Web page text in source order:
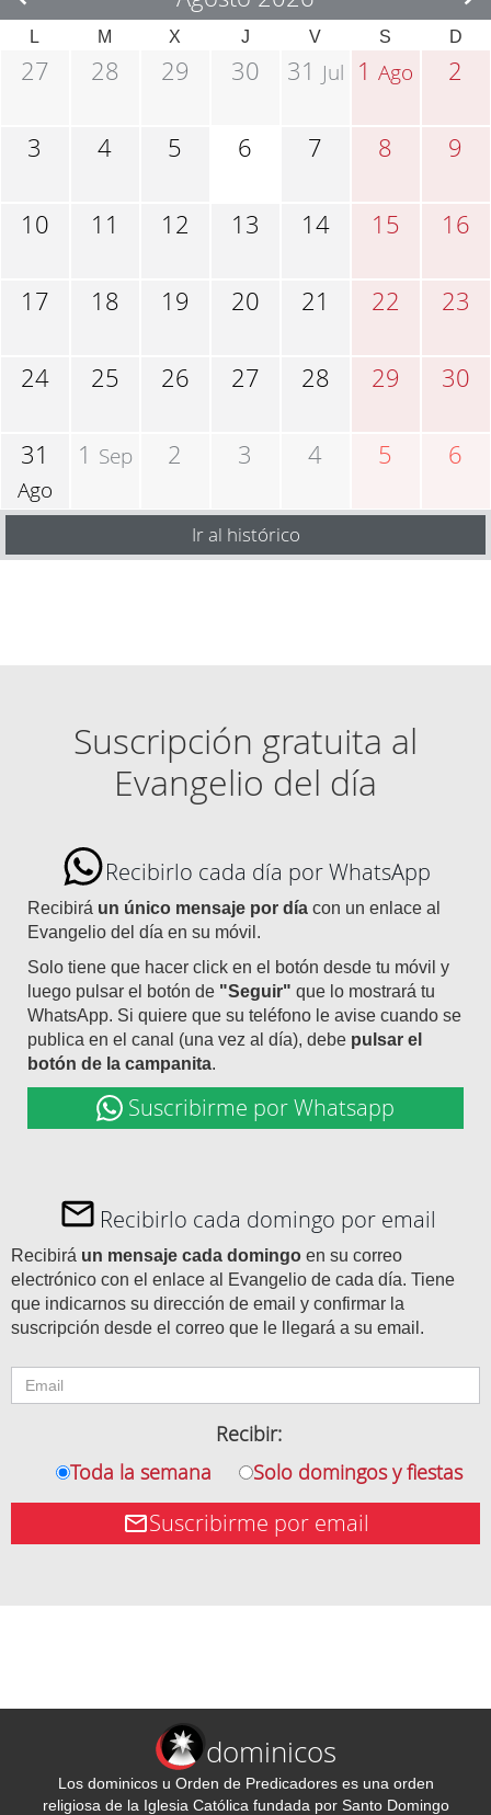
L M X J V S D
27 28 29 30 31 Jul 1Ago 2
3 4 5 6 7 8 9
10 11 12 13 14 15 16
17 18 19 20 21 22 23
24 25 26 27 28 29 30
31
Ago
1 Sep 2 3 4 5 6
Ir al histórico
Suscripción gratuita al
Evangelio del día
Recibirlo cada día por WhatsApp
Recibirá un único mensaje por día con un enlace al
Evangelio del día en su móvil.
Solo tiene que hacer click en el botón desde tu móvil y
luego pulsar el botón de "Seguir" que lo mostrará tu
WhatsApp. Si quiere que su teléfono le avise cuando se
publica en el canal (una vez al día), debe pulsar el
botón de la campanita.
Suscribirme por Whatsapp
Recibirlo cada domingo por email
Recibirá un mensaje cada domingo en su correo
electrónico con el enlace al Evangelio de cada día. Tiene
que indicarnos su dirección de email y confirmar la
suscripción desde el correo que le llegará a su email.
Recibir:
Toda la semana
Solo domingos y fiestas
Suscribirme por email
dominicos
Los dominicos u Orden de Predicadores es una orden
religiosa de la Iglesia Católica fundada por Santo Domingo